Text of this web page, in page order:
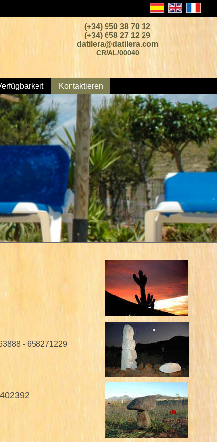
(+34) 950 38 70 12
(+34) 658 27 12 29
datilera@datilera.com
CR/AL/00040
Kontaktieren
- 658271229